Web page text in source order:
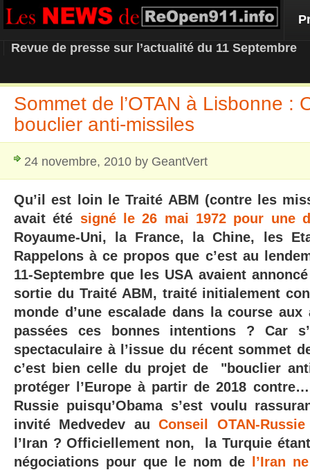
REOPEN911 – NEWS
Revue de presse sur l’actualité du 11 Septembre
Sommet de l’OTAN à Lisbonne :
bouclier anti-missiles
24 novembre, 2010 by GeantVert
Qu’il est loin le Traité ABM (contre les
avait été signé le26 mai 1972 pour une
Royaume-Uni, la France, la Chine, les
Rappelons à ce propos que c’est au
11-Septembre que les USA avaient
sortie du Traité ABM, traité initialement
monde d’une escalade dans la course
passées ces bonnes intentions ? Car
spectaculaire à l’issue du récent sommet
c’est bien celle du projet de "bouclier
protéger l’Europe à partir de 2018
Russie puisqu’Obama s’est voulu
invité Medvedev auConseil OTAN-
l’Iran ? Officiellement non, la Turquie
négociations pour que le nom de
l’Iran